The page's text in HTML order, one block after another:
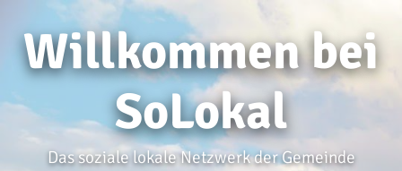
Willkommen bei
SoLokal
Das soziale lokale Netzwerk der Gemeinde